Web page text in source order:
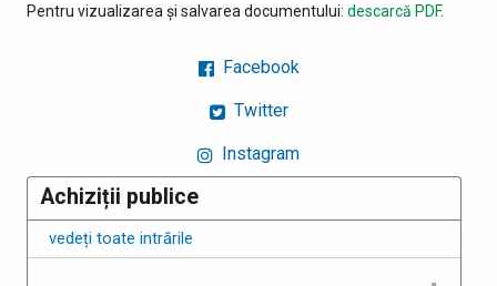
Pentru vizualizarea și salvarea documentului: descarcă PDF.
Facebook
Twitter
Instagram
Achiziții publice
vedeți toate intrările